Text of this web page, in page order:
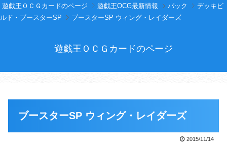
遊戯王ＯＣＧカードのページ 遊戯王OCG最新情報 パック
デッキビ
ルド・ブースターSP
ブースターSP ウィング・レイダーズ
遊戯王ＯＣＧカードのページ
ブースターSP ウィング・レイダーズ
2015/11/14